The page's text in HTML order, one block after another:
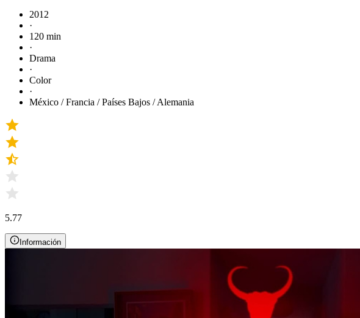
2012
·
120 min
·
Drama
·
Color
·
México / Francia / Países Bajos / Alemania
5.77
Información